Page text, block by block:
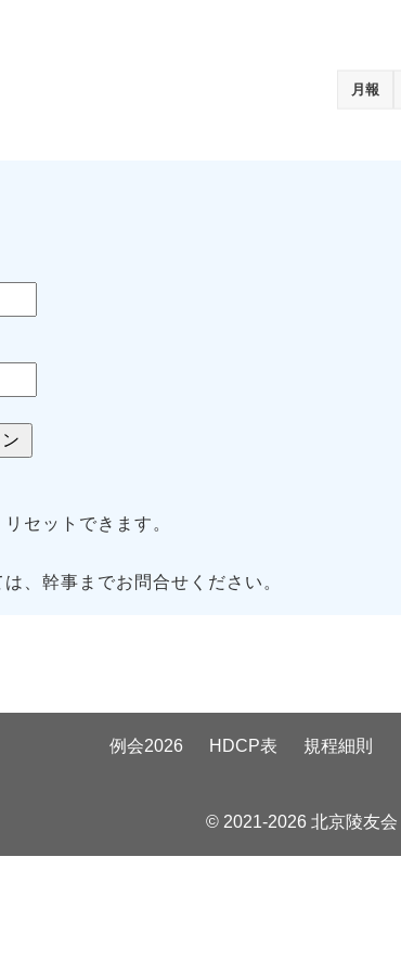
月報
セットできます。
、幹事までお問合せください。
例会2026 HDCP表 規程細則
© 2021-2026 北京陵友会